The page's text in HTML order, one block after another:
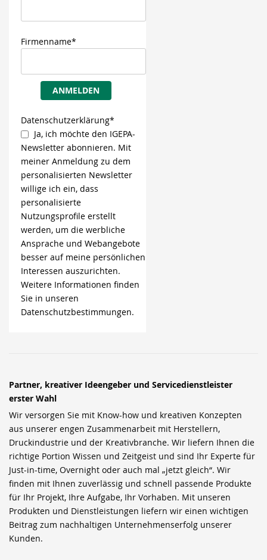
Firmenname*
ANMELDEN
Datenschutzerklärung*
Ja, ich möchte den IGEPA-
Newsletter abonnieren. Mit
meiner Anmeldung zu dem
personalisierten Newsletter
willige ich ein, dass
personalisierte
Nutzungsprofile erstellt
werden, um die werbliche
Ansprache und Webangebote
besser auf meine persönlichen
Interessen auszurichten.
Weitere Informationen finden
Sie in unseren
Datenschutzbestimmungen.
Partner, kreativer Ideengeber und Servicedienstleister
erster Wahl
Wir versorgen Sie mit Know-how und kreativen Konzepten
aus unserer engen Zusammenarbeit mit Herstellern,
Druckindustrie und der Kreativbranche. Wir liefern Ihnen die
richtige Portion Wissen und Zeitgeist und sind Ihr Experte für
Just-in-time, Overnight oder auch mal „jetzt gleich“. Wir
finden mit Ihnen zuverlässig und schnell passende Produkte
für Ihr Projekt, Ihre Aufgabe, Ihr Vorhaben. Mit unseren
Produkten und Dienstleistungen liefern wir einen wichtigen
Beitrag zum nachhaltigen Unternehmenserfolg unserer
Kunden.